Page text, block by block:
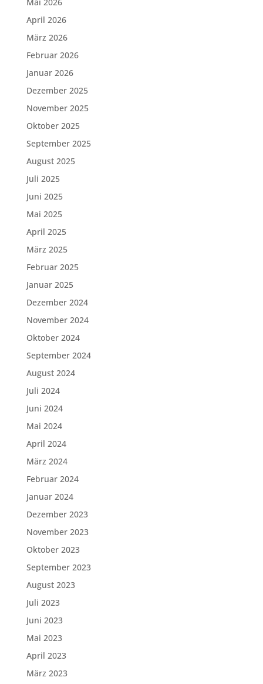
April 2026
März 2026
Februar 2026
Januar 2026
Dezember 2025
November 2025
Oktober 2025
September 2025
August 2025
Juli 2025
Juni 2025
Mai 2025
April 2025
März 2025
Februar 2025
Januar 2025
Dezember 2024
November 2024
Oktober 2024
September 2024
August 2024
Juli 2024
Juni 2024
Mai 2024
April 2024
März 2024
Februar 2024
Januar 2024
Dezember 2023
November 2023
Oktober 2023
September 2023
August 2023
Juli 2023
Juni 2023
Mai 2023
April 2023
März 2023